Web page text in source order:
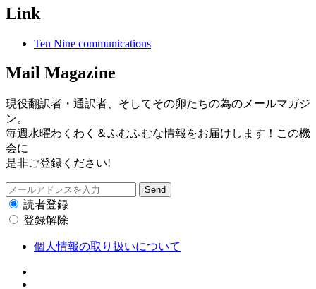
Link
Ten Nine communications
Mail Magazine
現役翻訳者・通訳者、そしてその卵たちの為のメールマガジ
ン。
毎週水曜わくわく＆ふむふむな情報をお届けします！この機
会に
是非ご登録ください!
読者登録
登録解除
個人情報の取り扱いについて